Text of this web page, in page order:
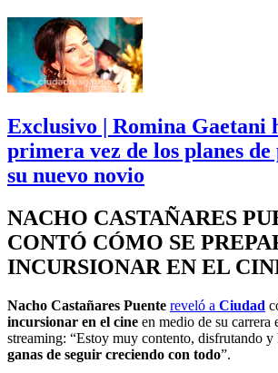
Exclusivo | Romina Gaetani
primera vez de los planes
su nuevo novio
NACHO CASTAÑARES
CONTÓ CÓMO SE
INCURSIONAR EN EL
Nacho Castañares Puente reveló a Ciudad
incursionar en el cine en medio de su carrera
streaming: “Estoy muy contento, disfrutando
ganas de seguir creciendo con todo”.